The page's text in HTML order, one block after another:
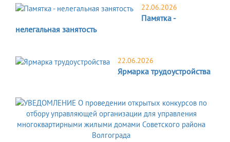
22.06.2026
Памятка -
нелегальная занятость
22.06.2026
Ярмарка трудоустройства